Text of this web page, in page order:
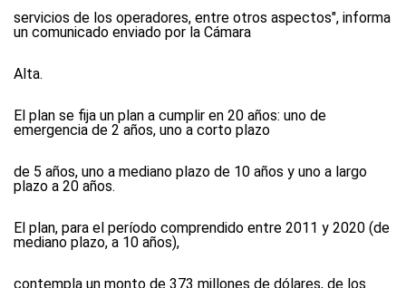
servicios de los operadores, entre otros aspectos", informa
un comunicado enviado por la Cámara
Alta.
El plan se fija un plan a cumplir en 20 años: uno de
emergencia de 2 años, uno a corto plazo
de 5 años, uno a mediano plazo de 10 años y uno a largo
plazo a 20 años.
El plan, para el período comprendido entre 2011 y 2020 (de
mediano plazo, a 10 años),
contempla un monto de 373 millones de dólares, de los